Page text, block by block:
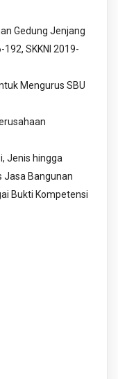
Gedung Jenjang
SKKNI 2019-
Mengurus SBU
Jenis hingga
Jasa Bangunan
Bukti Kompetensi